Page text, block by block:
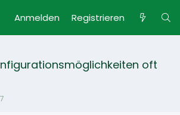
Anmelden Registrieren
oft